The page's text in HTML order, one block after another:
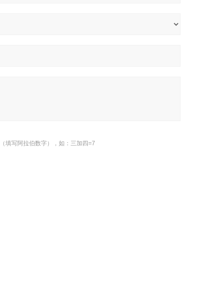
填写阿拉伯数字），如：三加四=7